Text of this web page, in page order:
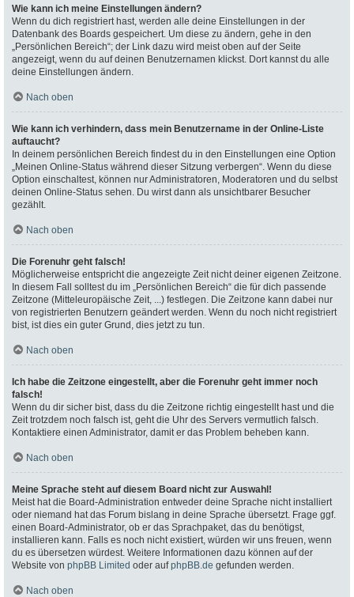
Wie kann ich meine Einstellungen ändern?
Wenn du dich registriert hast, werden alle deine Einstellungen in der
Datenbank des Boards gespeichert. Um diese zu ändern, gehe in den
„Persönlichen Bereich“; der Link dazu wird meist oben auf der Seite
angezeigt, wenn du auf deinen Benutzernamen klickst. Dort kannst du alle
deine Einstellungen ändern.
Nach oben
Wie kann ich verhindern, dass mein Benutzername in der Online-Liste
auftaucht?
In deinem persönlichen Bereich findest du in den Einstellungen eine Option
„Meinen Online-Status während dieser Sitzung verbergen“. Wenn du diese
Option einschaltest, können nur Administratoren, Moderatoren und du selbst
deinen Online-Status sehen. Du wirst dann als unsichtbarer Besucher
gezählt.
Nach oben
Die Forenuhr geht falsch!
Möglicherweise entspricht die angezeigte Zeit nicht deiner eigenen Zeitzone.
In diesem Fall solltest du im „Persönlichen Bereich“ die für dich passende
Zeitzone (Mitteleuropäische Zeit, ...) festlegen. Die Zeitzone kann dabei nur
von registrierten Benutzern geändert werden. Wenn du noch nicht registriert
bist, ist dies ein guter Grund, dies jetzt zu tun.
Nach oben
Ich habe die Zeitzone eingestellt, aber die Forenuhr geht immer noch
falsch!
Wenn du dir sicher bist, dass du die Zeitzone richtig eingestellt hast und die
Zeit trotzdem noch falsch ist, geht die Uhr des Servers vermutlich falsch.
Kontaktiere einen Administrator, damit er das Problem beheben kann.
Nach oben
Meine Sprache steht auf diesem Board nicht zur Auswahl!
Meist hat die Board-Administration entweder deine Sprache nicht installiert
oder niemand hat das Forum bislang in deine Sprache übersetzt. Frage ggf.
einen Board-Administrator, ob er das Sprachpaket, das du benötigst,
installieren kann. Falls es noch nicht existiert, würden wir uns freuen, wenn
du es übersetzen würdest. Weitere Informationen dazu können auf der
Website von phpBB Limited oder aufphpBB.de gefunden werden.
Nach oben